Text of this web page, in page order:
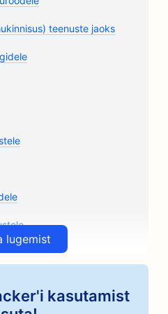
teenuste jaoks
lugemist
kasutamist